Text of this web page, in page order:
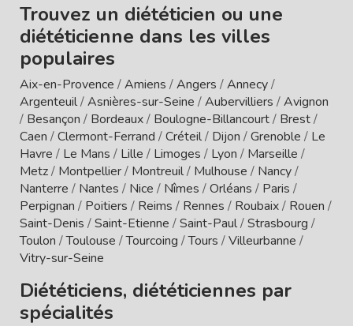
Trouvez un diététicien ou une
diététicienne dans les villes
populaires
Aix-en-Provence /Amiens /Angers /Annecy/
Argenteuil/Asnières-sur-Seine /Aubervilliers /Avignon
/ Besançon / Bordeaux/ Boulogne-Billancourt/ Brest/
Caen /Clermont-Ferrand /Créteil/ Dijon /Grenoble / Le
Havre / Le Mans / Lille / Limoges / Lyon / Marseille /
Metz/ Montpellier/ Montreuil/ Mulhouse / Nancy/
Nanterre / Nantes / Nice / Nîmes /Orléans / Paris /
Perpignan / Poitiers / Reims / Rennes / Roubaix/ Rouen /
Saint-Denis /Saint-Etienne /Saint-Paul/Strasbourg /
Toulon /Toulouse /Tourcoing /Tours /Villeurbanne /
Vitry-sur-Seine
Diététiciens, diététiciennes par
spécialités